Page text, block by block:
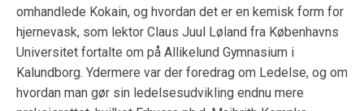
omhandlede Kokain, og hvordan det er en kemisk form for
hjernevask, som lektor Claus Juul Løland fra Københavns
Universitet fortalte om på Allikelund Gymnasium i
Kalundborg. Ydermere var der foredrag om Ledelse, og om
hvordan man gør sin ledelsesudvikling endnu mere